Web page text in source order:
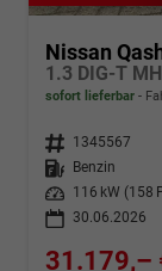
Nissan
sofort lieferbar
Fahrzeugnr. 1345567
Kraftstoff
Benzin
Leistung
116 kW (158
30.06.2026
31.179,–